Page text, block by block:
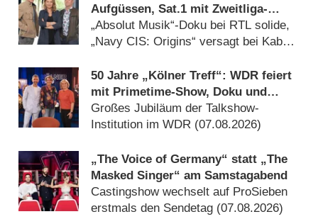
Aufgüssen, Sat.1 mit Zweitliga-
Auftakt
„Absolut Musik“-Doku bei RTL solide,
„Navy CIS: Origins“ versagt bei Kabel
50 Jahre „Kölner Treff“: WDR feiert
mit Primetime-Show, Doku und
Rückblicken
Großes Jubiläum der Talkshow-
Institution im WDR (07.08.2026)
„The Voice of Germany“ statt „The
Masked Singer“ am Samstagabend
Castingshow wechselt auf ProSieben
erstmals den Sendetag (07.08.2026)